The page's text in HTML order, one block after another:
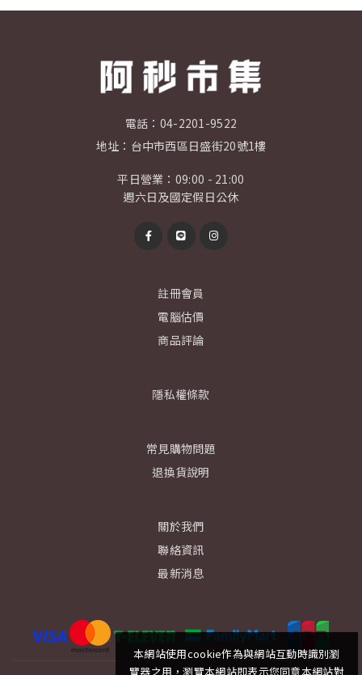
電話： 04-2201-9522
地址： 台中市西區日盛街20號1樓
平日營業：09:00 - 21:00
週六日及國定假日公休
註冊會員
電腦估價
商品評論
隱私權條款
常見購物問題
退換貨說明
關於我們
聯絡資訊
最新消息
本網站使用cookie作為與網站互動時識別瀏
覽器之用，瀏覽本網站即表示您同意本網站對